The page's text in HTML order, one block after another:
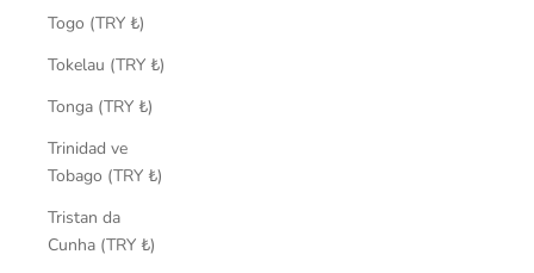
Togo (TRY ₺)
Tokelau (TRY ₺)
Tonga (TRY ₺)
Trinidad ve
Tobago (TRY ₺)
Tristan da
Cunha (TRY ₺)